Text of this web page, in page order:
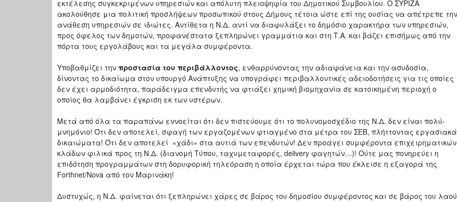
εκτέλεσης συγκεκριμένων υπηρεσιών και απόλυτη πλειοψηφία του Δημοτικού Συμβουλίου. Ο ΣΥΡΙΖΑ
ακολούθησε μια πολιτική προσλήψεων προσωπικού στους Δήμους τέτοια ώστε επί της ουσίας να απέτρεπε την
ανάθεση υπηρεσιών σε ιδιώτες. Αντίθετα η Ν.Δ. αντί να διαφυλάξει το δημόσιο χαρακτήρα των υπηρεσιών,
προς όφελος των δημοτών, προφανέστατα ξεπληρώνει γραμμάτια και στη Τ.Α. και βάζει επισήμως από την
πόρτα τους εργολάβους και τα μεγάλα συμφέροντα.
Υποβαθμίζει την προστασία του περιβάλλοντος, ενθαρρύνοντας την αδιαφάνεια και την ασυδοσία,
δίνοντας το δικαίωμα στον υπουργό Ανάπτυξης να υπογράφει περιβαλλοντικές αδειοδοτήσεις για τις οποίες
δεν έχει αρμοδιότητα, παράδειγμα επενδυτής να φτιάξει χημική βιομηχανία σε κατοικημένη περιοχή ο
οποίος θα λαμβάνει έγκριση εκ των υστέρων.
Μετά από όλα τα παραπάνω εννοείται ότι δεν πιστεύουμε ότι το πολυνομοσχέδιο της Ν.Δ. δεν είναι πολύ-
μνημόνιο! Ότι δεν αποτελεί, σφαγή των εργαζομένων φτιαγμένο στα μέτρα του ΣΕΒ, πλήττοντας εργασιακά
δικαιώματα! Ότι δεν αποτελεί «χάδι» στα αυτιά των επενδυτών! Δεν προάγει συμφέροντα επιχειρηματικών
κλάδων φιλικά προς τη Ν.Δ. (διανομή Τύπου, ταχυμεταφορές, delivery φαγητών…)! Ούτε μας πονηρεύει η
επιδότηση προγραμμάτων στη δορυφορική τηλεόραση η οποία έρχεται τώρα που έκλεισε η εξαγορά της
Forthnet/Nova από τον Μαρινάκη!
Δυστυχώς, η Ν.Δ. φαίνεται ότι ξεπληρώνει χάρες σε βάρος του δημοσίου συμφέροντος και σε βάρος του